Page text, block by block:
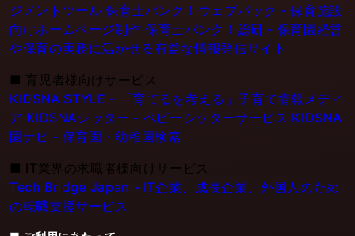
ジメントツール 保育士バンク！ウェブパック - 保育施設
向けホームページ制作 保育士バンク！総研 - 保育園経営
や保育の実務に活かせる有益な情報発信サイト
■ 育児者様向けサービス
KIDSNA STYLE - 「育てるを考える」子育て情報メディ
ア KIDSNAシッター - ベビーシッターサービス KIDSNA
園ナビ - 保育園・幼稚園検索
■ IT業界の求職者様向けサービス
Tech Bridge Japan - IT企業、成長企業、外国人のため
の転職支援サービス